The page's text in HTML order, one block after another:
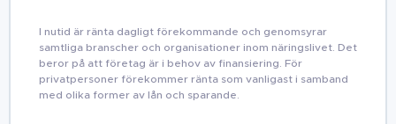
I nutid är ränta dagligt förekommande och genomsyrar
samtliga branscher och organisationer inom näringslivet. Det
beror på att företag är i behov av finansiering. För
privatpersoner förekommer ränta som vanligast i samband
med olika former av lån och sparande.